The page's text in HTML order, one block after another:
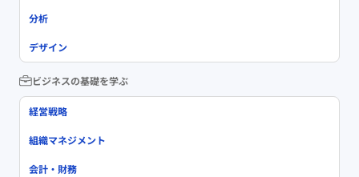
分析
デザイン
ビジネスの基礎を学ぶ
経営戦略
組織マネジメント
会計・財務